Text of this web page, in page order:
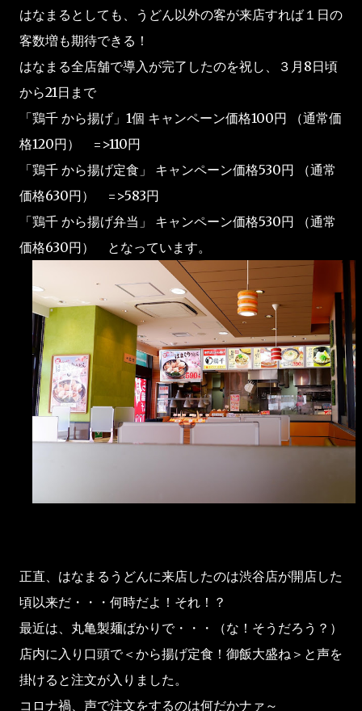
はなまるとしても、うどん以外の客が来店すれば１日の
客数増も期待できる！
はなまる全店舗で導入が完了したのを祝し、３月8日頃
から21日まで
「鶏千 から揚げ」1個 キャンペーン価格100円 （通常価
格120円） =>110円
「鶏千 から揚げ定食」 キャンペーン価格530円 （通常
価格630円） =>583円
「鶏千 から揚げ弁当」 キャンペーン価格530円 （通常
価格630円） となっています。
正直、はなまるうどんに来店したのは渋谷店が開店した
頃以来だ・・・何時だよ！それ！？
最近は、丸亀製麺ばかりで・・・（な！そうだろう？）
店内に入り口頭で＜から揚げ定食！御飯大盛ね＞と声を
掛けると注文が入りました。
コロナ禍、声で注文をするのは何だかナァ～